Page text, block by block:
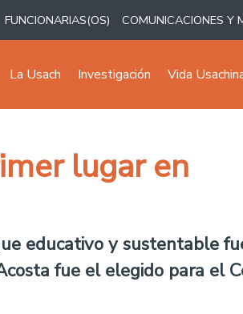
FUNCIONARIAS(OS) COMUNICACIONES Y
La Usach Investigación Vida
lugar en
educativo y sustentable
fue el elegido para el